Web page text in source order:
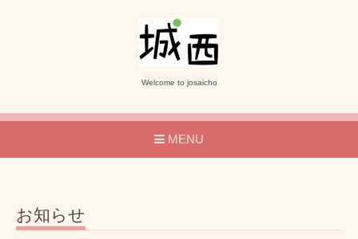
Welcome to josaicho
MENU
お知らせ